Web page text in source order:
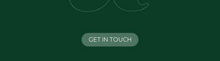
GET IN TOUCH